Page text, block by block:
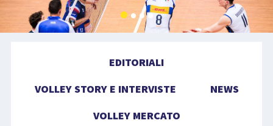
EDITORIALI
VOLLEY MERCATO
EDITORIALI
VOLLEY STORY E INTERVISTE
NEWS
VOLLEY MERCATO